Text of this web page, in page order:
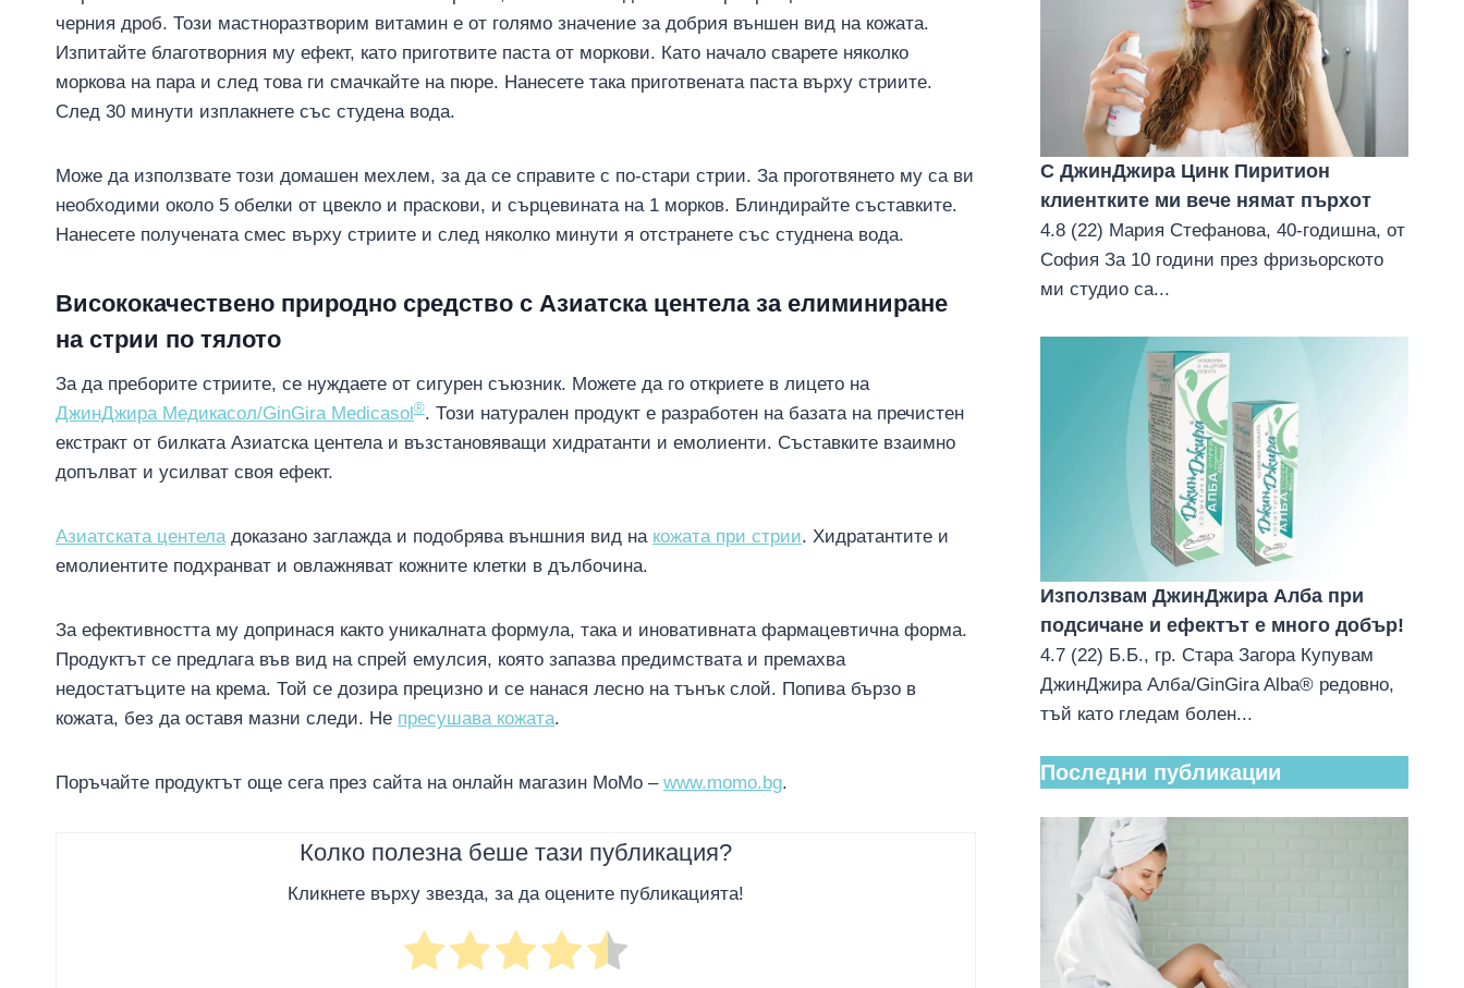
черния дроб. Този мастноразтворим витамин е от голямо значение за добрия външен вид на кожата.
Изпитайте благотворния му ефект, като приготвите паста от моркови. Като начало сварете няколко
моркова на пара и след това ги смачкайте на пюре. Нанесете така приготвената паста върху стриите.
След 30 минути изплакнете със студена вода.
Може да използвате този домашен мехлем, за да се справите с по-стари стрии. За проготвянето му са ви
необходими около 5 обелки от цвекло и праскови, и сърцевината на 1 морков. Блиндирайте съставките.
Нанесете получената смес върху стриите и след няколко минути я отстранете със студнена вода.
Висококачествено природно средство с Азиатска центела за елиминиране
на стрии по тялото
За да преборите стриите, се нуждаете от сигурен съюзник. Можете да го откриете в лицето на
ДжинДжира Медикасол/GinGira Medicasol®. Този натурален продукт е разработен на базата на пречистен
екстракт от билката Азиатска центела и възстановяващи хидратанти и емолиенти. Съставките взаимно
допълват и усилват своя ефект.
Азиатската центеладоказано заглажда и подобрява външния вид на кожата при стрии. Хидратантите и
емолиентите подхранват и овлажняват кожните клетки в дълбочина.
За ефективността му допринася както уникалната формула, така и иновативната фармацевтична форма.
Продуктът се предлага във вид на спрей емулсия, която запазва предимствата и премахва
недостатъците на крема. Той се дозира прецизно и се нанася лесно на тънък слой. Попива бързо в
кожата, без да оставя мазни следи. Не пресушава кожата.
Поръчайте продуктът още сега през сайта на онлайн магазин МоМо – www.momo.bg.
Колко полезна беше тази публикация?
Кликнете върху звезда, за да оцените публикацията!
С ДжинДжира Цинк Пиритион
клиентките ми вече нямат пърхoт
4.8 (22) Мария Стефанова, 40-годишна, от
София За 10 години през фризьорското
ми студио са...
Използвам ДжинДжира Алба при
подсичане и ефектът е много добър!
4.7 (22) Б.Б., гр. Стара Загора Купувам
ДжинДжира Алба/GinGira Alba® редовно,
тъй като гледам болен...
Последни публикации